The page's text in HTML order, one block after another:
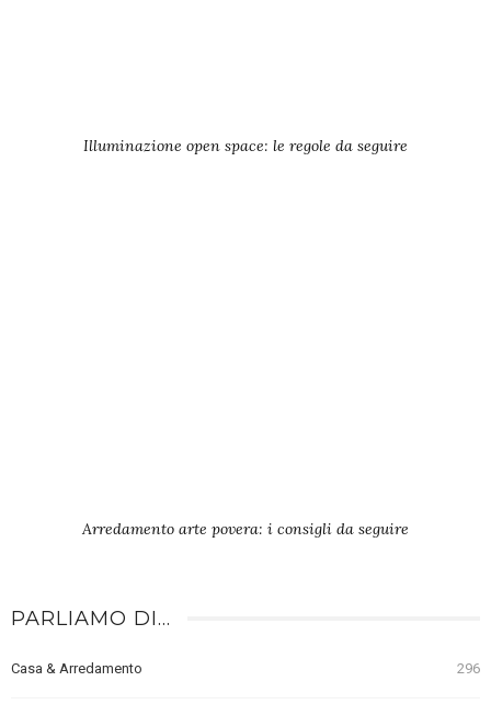
Illuminazione open space: le regole da seguire
Arredamento arte povera: i consigli da seguire
PARLIAMO DI…
Casa & Arredamento 296